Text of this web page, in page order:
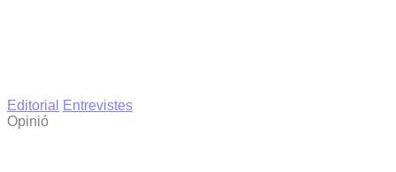
Editorial
Entrevistes
Opinió